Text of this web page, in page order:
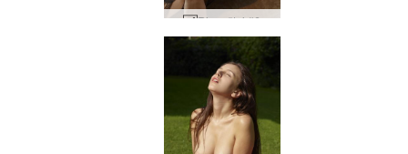
Rie raštai #6